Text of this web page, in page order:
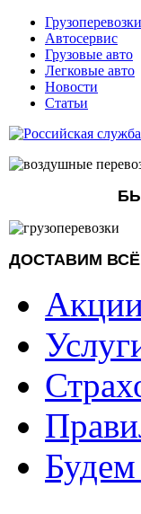
Грузоперевозки
Автосервис
Грузовые авто
Легковые авто
Новости
Статьи
ДОСТАВИМ